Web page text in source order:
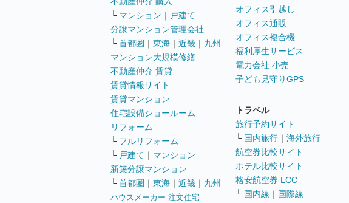
└ マンション ｜ 戸建て
分譲マンション管理会社
└ 首都圏 ｜ 東海 ｜ 近畿 ｜ 九州
マンション大規模修繕
不動産仲介 賃貸
賃貸情報サイト
賃貸マンション
住宅設備ショールーム
リフォーム
└ フルリフォーム
└ 戸建て ｜ マンション
新築分譲マンション
└ 首都圏 ｜ 東海 ｜ 近畿 ｜ 九州
ハウスメーカー 注文住宅
オフィス引越し
オフィス通販
オフィス複合機
福利厚生サービス
電力会社 小売
子ども見守りGPS
トラベル
旅行予約サイト
└ 国内旅行 ｜ 海外旅行
航空券比較サイト
ホテル比較サイト
格安航空券 LCC
└ 国内線 ｜ 国際線